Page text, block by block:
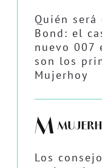
Quién será
Bond: el
nuevo 007
son los
Mujerhoy
Los